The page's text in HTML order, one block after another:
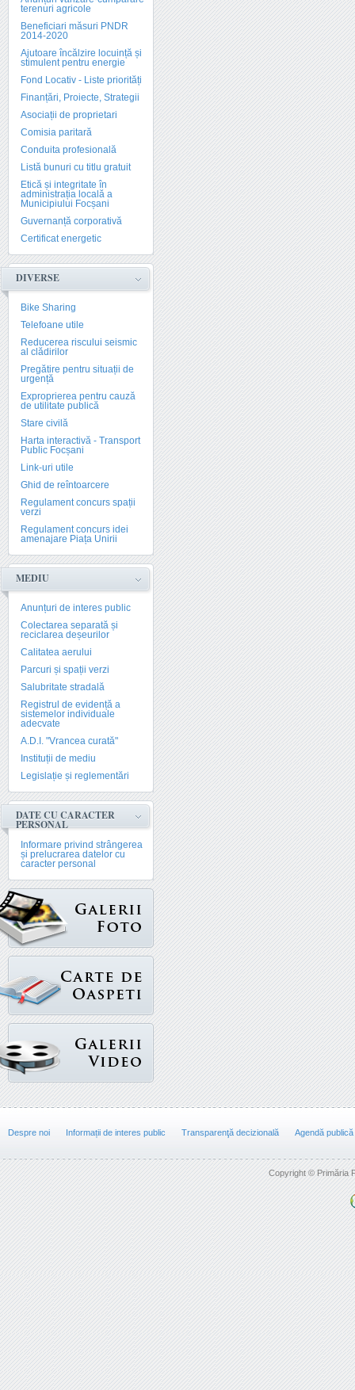
terenuri agricole
Beneficiari măsuri PNDR
2014-2020
Ajutoare încălzire locuință și
stimulent pentru energie
Fond Locativ - Liste priorități
Finanțări, Proiecte, Strategii
Asociații de proprietari
Comisia paritară
Conduita profesională
Listă bunuri cu titlu gratuit
Etică și integritate în
administrația locală a
Municipiului Focșani
Guvernanță corporativă
Certificat energetic
DIVERSE
Bike Sharing
Telefoane utile
Reducerea riscului seismic
al clădirilor
Pregătire pentru situații de
urgență
Exproprierea pentru cauză
de utilitate publică
Stare civilă
Harta interactivă - Transport
Public Focșani
Link-uri utile
Ghid de reîntoarcere
Regulament concurs spații
verzi
Regulament concurs idei
amenajare Piața Unirii
MEDIU
Anunțuri de interes public
Colectarea separată și
reciclarea deșeurilor
Calitatea aerului
Parcuri și spații verzi
Salubritate stradală
Registrul de evidență a
sistemelor individuale
adecvate
A.D.I. "Vrancea curată"
Instituții de mediu
Legislație și reglementări
DATE CU CARACTER
PERSONAL
Informare privind strângerea
și prelucrarea datelor cu
caracter personal
Despre noi Informații de interes public Transparenţă decizională Agendă publică
Copyright © Primăria